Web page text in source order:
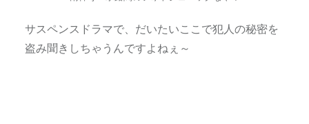
サスペンスドラマで、だいたいここで犯人の秘密を
盗み聞きしちゃうんですよねぇ～